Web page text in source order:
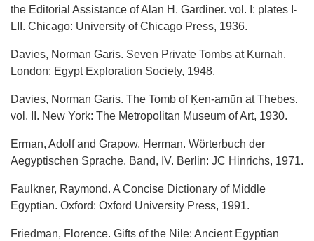
the Editorial Assistance of Alan H. Gardiner. vol. I: plates I-
LII. Chicago: University of Chicago Press, 1936.
Davies, Norman Garis. Seven Private Tombs at Kurnah.
London: Egypt Exploration Society, 1948.
Davies, Norman Garis. The Tomb of Ķen-amūn at Thebes.
vol. II. New York: The Metropolitan Museum of Art, 1930.
Erman, Adolf and Grapow, Herman. Wörterbuch der
Aegyptischen Sprache. Band, IV. Berlin: JC Hinrichs, 1971.
Faulkner, Raymond. A Concise Dictionary of Middle
Egyptian. Oxford: Oxford University Press, 1991.
Friedman, Florence. Gifts of the Nile: Ancient Egyptian